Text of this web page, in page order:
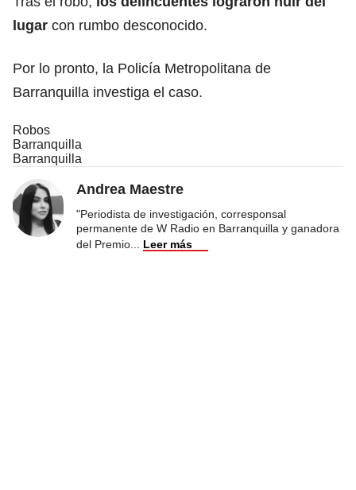
lugar con rumbo desconocido.
Por lo pronto, la Policía Metropolitana de
Barranquilla investiga el caso.
Robos
Barranquilla
Barranquilla
Andrea Maestre
"Periodista de investigación, corresponsal
permanente de W Radio en Barranquilla y ganadora
del Premio
Leer más